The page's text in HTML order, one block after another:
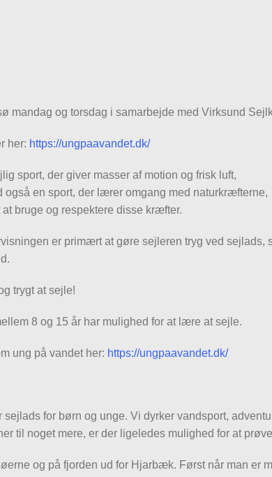
mandag og torsdag i samarbejde med Virksund
her: https://ungpaavandet.dk/
sport, der giver masser af motion og frisk luft,
også en sport, der lærer omgang med naturkræfterne,
bruge og respektere disse kræfter.
er primært at gøre sejleren tryg ved
trygt at sejle!
8 og 15 år har mulighed for at lære at sejle.
ung på vandet her: https://ungpaavandet.dk/
for børn og unge. Vi dyrker vandsport,
til noget mere, er der ligeledes mulighed for at
og på fjorden ud for Hjarbæk. Først når man er